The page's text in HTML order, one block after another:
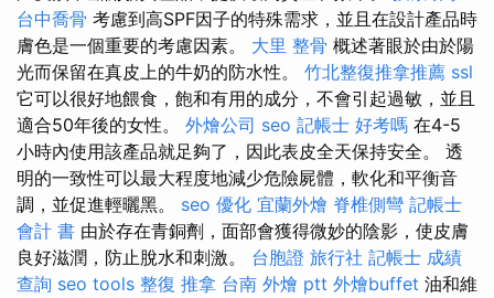
台中喬骨 考慮到高SPF因子的特殊需求，並且在設計產品時
膚色是一個重要的考慮因素。 大里 整骨 概述著眼於由於陽
光而保留在真皮上的牛奶的防水性。 竹北整復推拿推薦 ssl
它可以很好地餵食，飽和有用的成分，不會引起過敏，並且
適合50年後的女性。 外燴公司 seo 記帳士 好考嗎 在4-5
小時內使用該產品就足夠了，因此表皮全天保持安全。 透
明的一致性可以最大程度地減少危險屍體，軟化和平衡音
調，並促進輕曬黑。 seo 優化 宜蘭外燴 脊椎側彎 記帳士
會計 書 由於存在青銅劑，面部會獲得微妙的陰影，使皮膚
良好滋潤，防止脫水和刺激。 台胞證 旅行社 記帳士 成績
查詢 seo tools 整復 推拿 台南 外燴 ptt 外燴buffet 油和維